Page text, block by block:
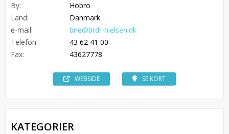
By:
Hobro
Land:
Danmark
e-mail:
bne@brdr-nielsen.dk
Telefon:
43 62 41 00
Fax:
43627778
WEBSIDE SE KORT
KATEGORIER